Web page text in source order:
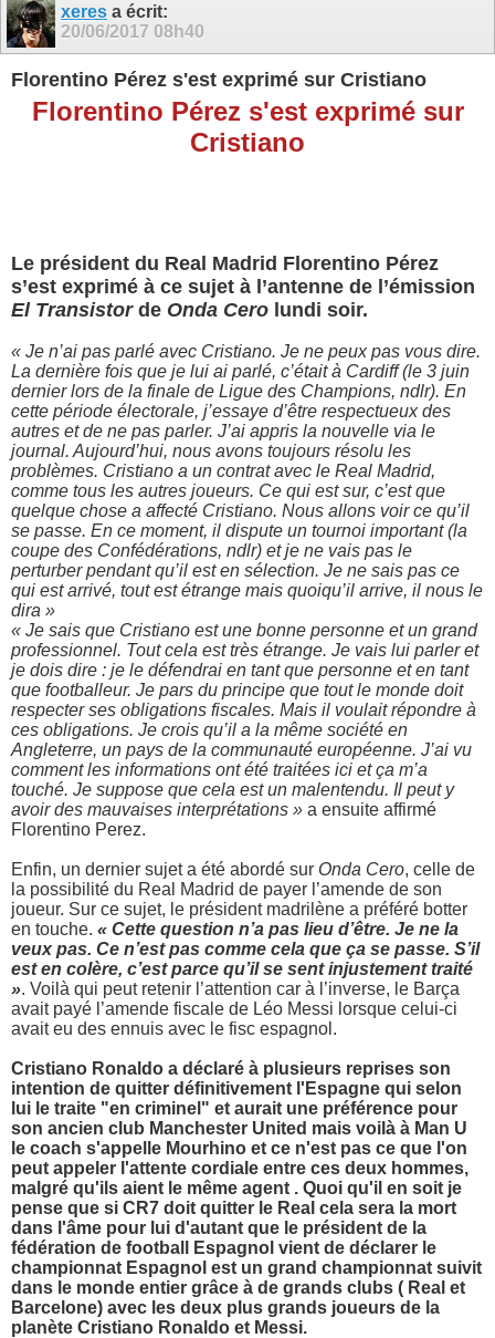
xeres a écrit:
20/06/2017 08h40
Florentino Pérez s'est exprimé sur Cristiano
Florentino Pérez s'est exprimé sur
Cristiano
Le président du Real Madrid Florentino Pérez
s’est exprimé à ce sujet à l’antenne de l’émission
El Transistorde Onda Cero lundi soir.
« Je n’ai pas parlé avec Cristiano. Je ne peux pas vous dire.
La dernière fois que je lui ai parlé, c’était à Cardiff (le 3 juin
dernier lors de la finale de Ligue des Champions, ndlr). En
cette période électorale, j’essaye d’être respectueux des
autres et de ne pas parler. J’ai appris la nouvelle via le
journal. Aujourd’hui, nous avons toujours résolu les
problèmes. Cristiano a un contrat avec le Real Madrid,
comme tous les autres joueurs. Ce qui est sur, c’est que
quelque chose a affecté Cristiano. Nous allons voir ce qu’il
se passe. En ce moment, il dispute un tournoi important (la
coupe des Confédérations, ndlr) et je ne vais pas le
perturber pendant qu’il est en sélection. Je ne sais pas ce
qui est arrivé, tout est étrange mais quoiqu’il arrive, il nous le
dira »
« Je sais que Cristiano est une bonne personne et un grand
professionnel. Tout cela est très étrange. Je vais lui parler et
je dois dire : je le défendrai en tant que personne et en tant
que footballeur. Je pars du principe que tout le monde doit
respecter ses obligations fiscales. Mais il voulait répondre à
ces obligations. Je crois qu’il a la même société en
Angleterre, un pays de la communauté européenne. J’ai vu
comment les informations ont été traitées ici et ça m’a
touché. Je suppose que cela est un malentendu. Il peut y
avoir des mauvaises interprétations » a ensuite affirmé
Florentino Perez.
Enfin, un dernier sujet a été abordé sur Onda Cero, celle de
la possibilité du Real Madrid de payer l’amende de son
joueur. Sur ce sujet, le président madrilène a préféré botter
en touche. « Cette question n’a pas lieu d’être. Je ne la
veux pas. Ce n’est pas comme cela que ça se passe. S’il
est en colère, c’est parce qu’il se sent injustement traité
». Voilà qui peut retenir l’attention car à l’inverse, le Barça
avait payé l’amende fiscale de Léo Messi lorsque celui-ci
avait eu des ennuis avec le fisc espagnol.
Cristiano Ronaldo a déclaré à plusieurs reprises son
intention de quitter définitivement l'Espagne qui selon
lui le traite "en criminel" et aurait une préférence pour
son ancien club Manchester United mais voilà à Man U
le coach s'appelle Mourhino et ce n'est pas ce que l'on
peut appeler l'attente cordiale entre ces deux hommes,
malgré qu'ils aient le même agent . Quoi qu'il en soit je
pense que si CR7 doit quitter le Real cela sera la mort
dans l'âme pour lui d'autant que le président de la
fédération de football Espagnol vient de déclarer le
championnat Espagnol est un grand championnat suivit
dans le monde entier grâce à de grands clubs ( Real et
Barcelone) avec les deux plus grands joueurs de la
planète Cristiano Ronaldo et Messi.